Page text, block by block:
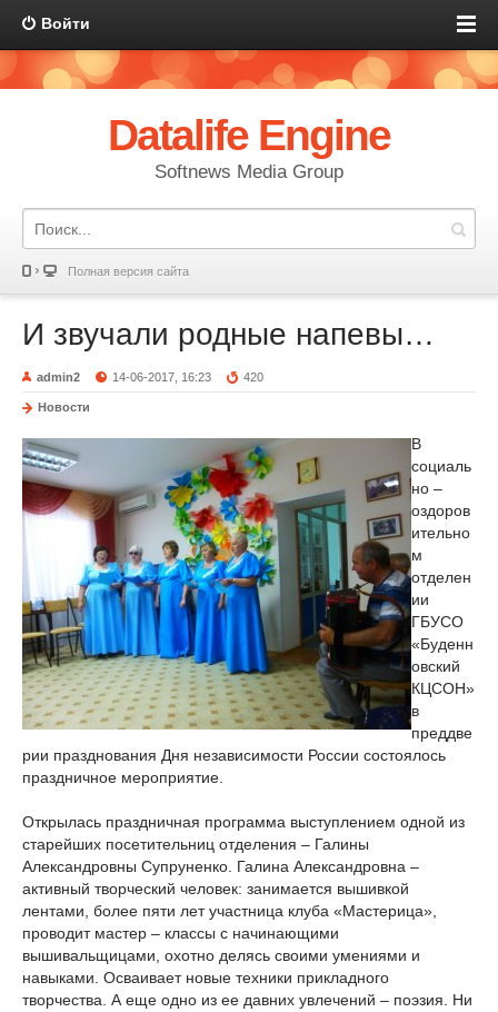
Войти
Datalife Engine
Softnews Media Group
Полная версия сайта
И звучали родные напевы…
admin2 14-06-2017, 16:23 420
Новости
В
социаль
но –
оздоров
ительно
м
отделен
ии
ГБУСО
«Буденн
овский
КЦСОН»
в
преддве
рии празднования Дня независимости России состоялось
праздничное мероприятие.
Открылась праздничная программа выступлением одной из
старейших посетительниц отделения – Галины
Александровны Супруненко. Галина Александровна –
активный творческий человек: занимается вышивкой
лентами, более пяти лет участница клуба «Мастерица»,
проводит мастер – классы с начинающими
вышивальщицами, охотно делясь своими умениями и
навыками. Осваивает новые техники прикладного
творчества. А еще одно из ее давних увлечений – поэзия. Ни